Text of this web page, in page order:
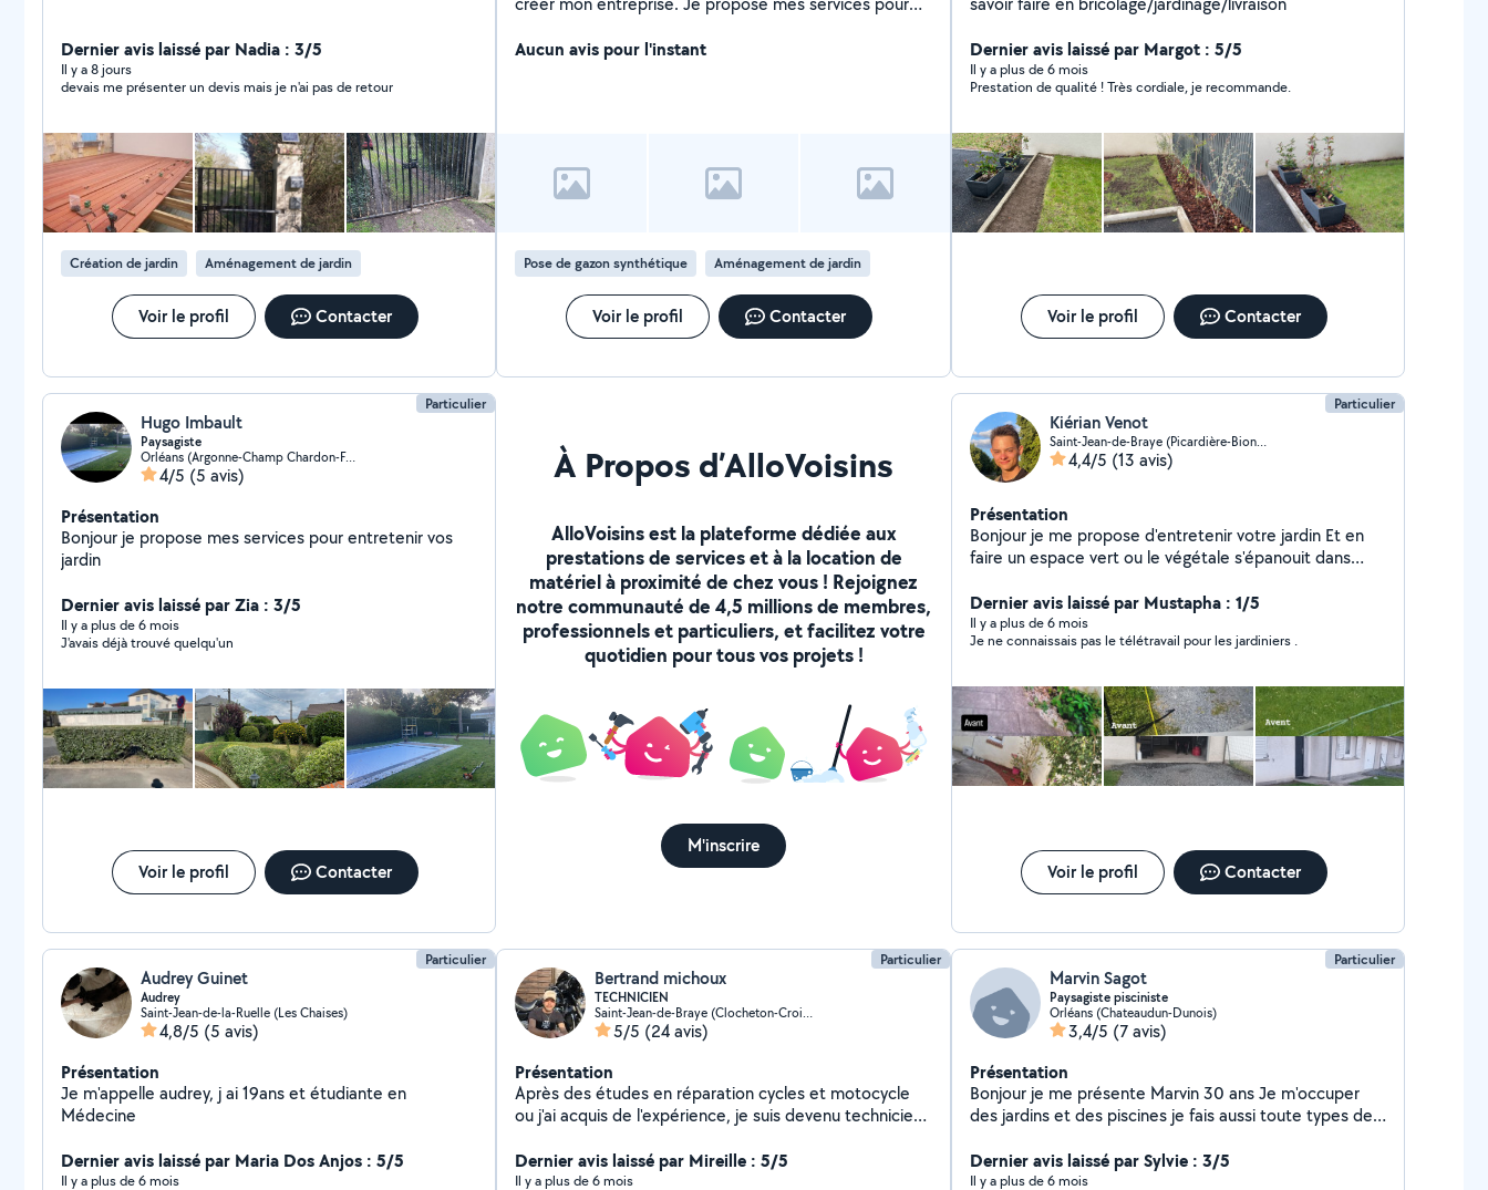
Dernier avis laissé par Nadia : 3/5
Il y a 8 jours
devais me présenter un devis mais je n'ai pas de retour
Création de jardin Aménagement de jardin
Voir le profil Contacter
de pelouse, taille de haies et arbustes, débroussaillage,
projet ou demander un devis.
Aucun avis pour l'instant
Pose de gazon synthétique Aménagement de jardin
Voir le profil Contacter
Dernier avis laissé par Margot : 5/5
Il y a plus de 6 mois
Prestation de qualité ! Très cordiale, je recommande.
Voir le profil Contacter
Particulier
Hugo Imbault
Paysagiste
Orléans (Argonne-Champ Chardon-Fontaine-Nécotin)
4/5 (5 avis)
Présentation
Bonjour je propose mes services pour entretenir vos
jardin
Dernier avis laissé par Zia : 3/5
Il y a plus de 6 mois
J'avais déjà trouvé quelqu'un
Voir le profil Contacter
À Propos d’AlloVoisins
AlloVoisins est la plateforme dédiée aux
prestations de services et à la location de
matériel à proximité de chez vous ! Rejoignez
notre communauté de 4,5 millions de membres,
professionnels et particuliers, et facilitez votre
quotidien pour tous vos projets !
M'inscrire
Particulier
Kiérian Venot
Saint-Jean-de-Braye (Picardière-Bionne-Roche)
4,4/5 (13 avis)
Présentation
Bonjour je me propose d'entretenir votre jardin Et en
faire un espace vert ou le végétale s'épanouit dans
plein d'énergie et a l'écoute de vos projets
Dernier avis laissé par Mustapha : 1/5
Il y a plus de 6 mois
Je ne connaissais pas le télétravail pour les jardiniers .
Voir le profil Contacter
Particulier
Audrey Guinet
Audrey
Saint-Jean-de-la-Ruelle (Les Chaises)
4,8/5 (5 avis)
Présentation
Je m'appelle audrey, j ai 19ans et étudiante en
Médecine
Dernier avis laissé par Maria Dos Anjos : 5/5
Il y a plus de 6 mois
Particulier
Bertrand michoux
TECHNICIEN
Saint-Jean-de-Braye (Clocheton-Croix de Pierre)
5/5 (24 avis)
Présentation
Après des études en réparation cycles et motocycle
ou j'ai acquis de l'expérience, je suis devenu technicien
et de petit bricolage. Je suis rigoureux, méthodique
dans les travaux que je réalise.
Dernier avis laissé par Mireille : 5/5
Il y a plus de 6 mois
Particulier
Marvin Sagot
Paysagiste pisciniste
Orléans (Chateaudun-Dunois)
3,4/5 (7 avis)
Présentation
Bonjour je me présente Marvin 30 ans Je m'occuper
des jardins et des piscines je fais aussi toute types de
Dernier avis laissé par Sylvie : 3/5
Il y a plus de 6 mois